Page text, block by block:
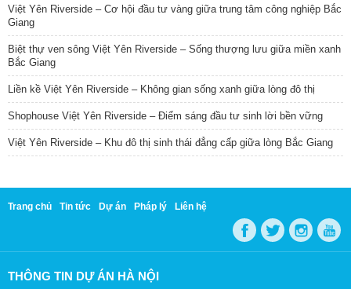
Việt Yên Riverside – Cơ hội đầu tư vàng giữa trung tâm công nghiệp Bắc
Giang
Biệt thự ven sông Việt Yên Riverside – Sống thượng lưu giữa miền xanh
Bắc Giang
Liền kề Việt Yên Riverside – Không gian sống xanh giữa lòng đô thị
Shophouse Việt Yên Riverside – Điểm sáng đầu tư sinh lời bền vững
Việt Yên Riverside – Khu đô thị sinh thái đẳng cấp giữa lòng Bắc Giang
Trang chủ Tin tức Dự án Pháp lý Liên hệ
THÔNG TIN DỰ ÁN HÀ NỘI